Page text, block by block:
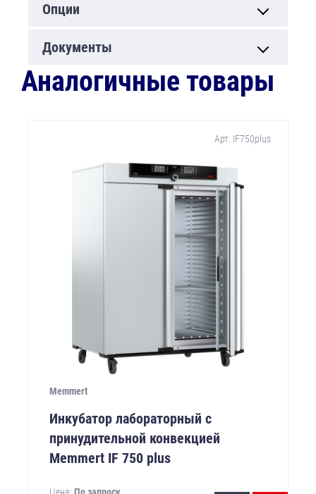
Опции
Документы
Аналогичные товары
Арт. IF750plus
Memmert
Инкубатор лабораторный с
принудительной конвекцией
Memmert IF 750 plus